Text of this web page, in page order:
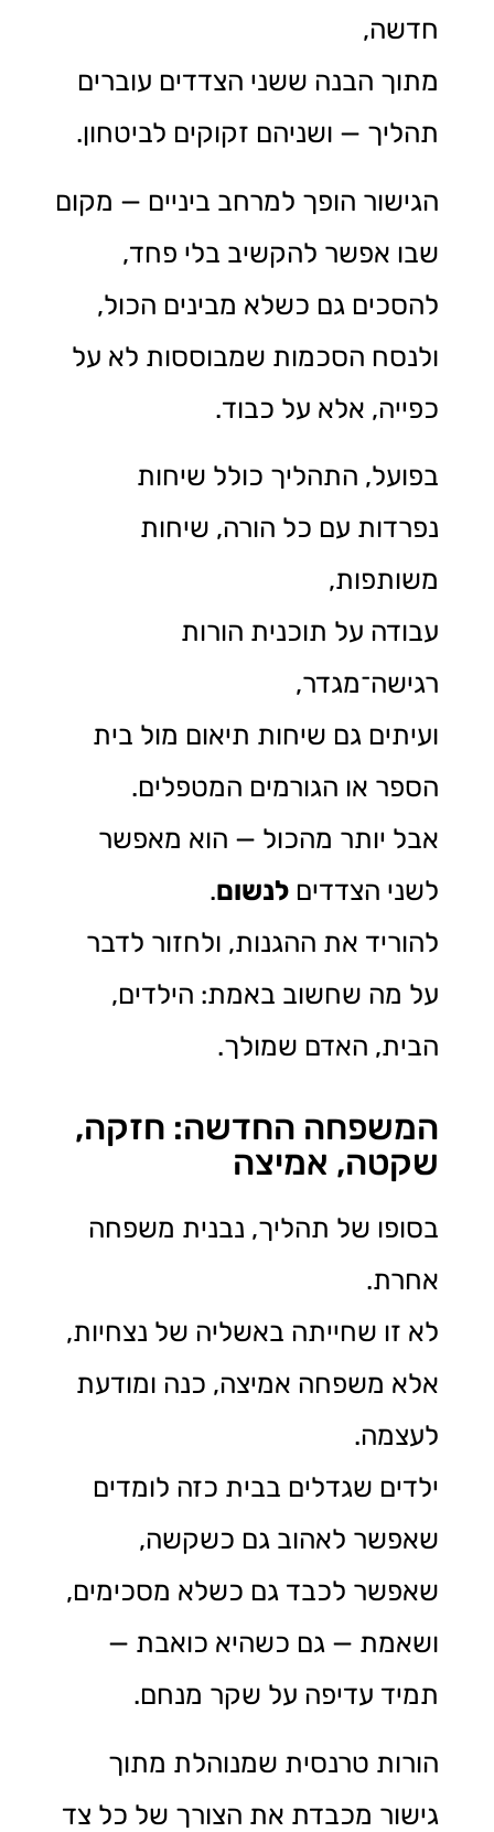
חדשה,
מתוך הבנה ששני הצדדים עוברים
תהליך — ושניהם זקוקים לביטחון.
הגישור הופך למרחב ביניים — מקום
שבו אפשר להקשיב בלי פחד,
להסכים גם כשלא מבינים הכול,
ולנסח הסכמות שמבוססות לא על
כפייה, אלא על כבוד.
בפועל, התהליך כולל שיחות
נפרדות עם כל הורה, שיחות
משותפות,
עבודה על תוכנית הורות
רגישה־מגדר,
ועיתים גם שיחות תיאום מול בית
הספר או הגורמים המטפלים.
אבל יותר מהכול — הוא מאפשר
לשני הצדדים לנשום.
להוריד את ההגנות, ולחזור לדבר
על מה שחשוב באמת: הילדים,
הבית, האדם שמולך.
המשפחה החדשה: חזקה,
שקטה, אמיצה
בסופו של תהליך, נבנית משפחה
אחרת.
לא זו שחייתה באשליה של נצחיות,
אלא משפחה אמיצה, כנה ומודעת
לעצמה.
ילדים שגדלים בבית כזה לומדים
שאפשר לאהוב גם כשקשה,
שאפשר לכבד גם כשלא מסכימים,
ושאמת — גם כשהיא כואבת —
תמיד עדיפה על שקר מנחם.
הורות טרנסית שמנוהלת מתוך
גישור מכבדת את הצורך של כל צד